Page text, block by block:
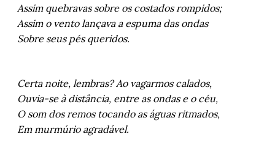
Assim quebravas sobre os costados rompidos;
Assim o vento lançava a espuma das ondas
Sobre seus pés queridos.
Certa noite, lembras? Ao vagarmos calados,
Ouvia-se à distância, entre as ondas e o céu,
O som dos remos tocando as águas ritmados,
Em murmúrio agradável.